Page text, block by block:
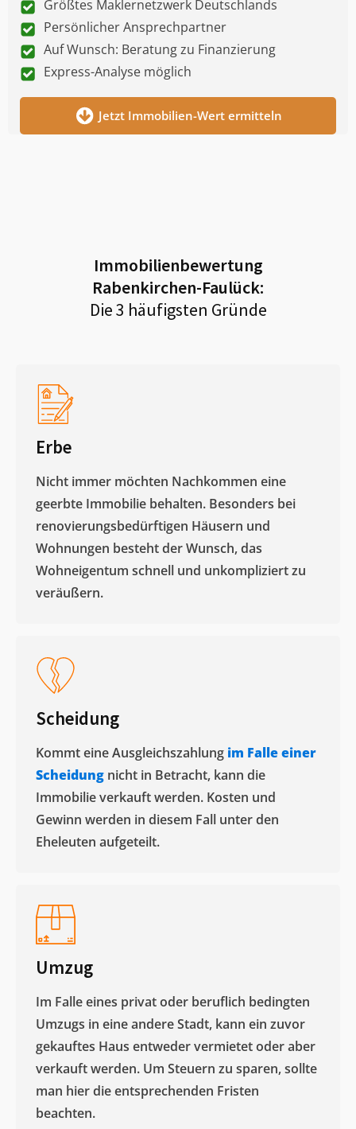
Größtes Maklernetzwerk Deutschlands
Persönlicher Ansprechpartner
Auf Wunsch: Beratung zu Finanzierung
Express-Analyse möglich
Jetzt Immobilien-Wert ermitteln
Immobilienbewertung
Rabenkirchen-Faulück:
Die 3 häufigsten Gründe
Erbe
Nicht immer möchten Nachkommen eine
geerbte Immobilie behalten. Besonders bei
renovierungsbedürftigen Häusern und
Wohnungen besteht der Wunsch, das
Wohneigentum schnell und unkompliziert zu
veräußern. ​
Scheidung
Kommt eine Ausgleichszahlung im Falle einer
Scheidung nicht in Betracht, kann die
Immobilie verkauft werden. Kosten und
Gewinn werden in diesem Fall unter den
Eheleuten aufgeteilt.​
Umzug
Im Falle eines privat oder beruflich bedingten
Umzugs in eine andere Stadt, kann ein zuvor
gekauftes Haus entweder vermietet oder aber
verkauft werden. Um Steuern zu sparen, sollte
man hier die entsprechenden Fristen
beachten.